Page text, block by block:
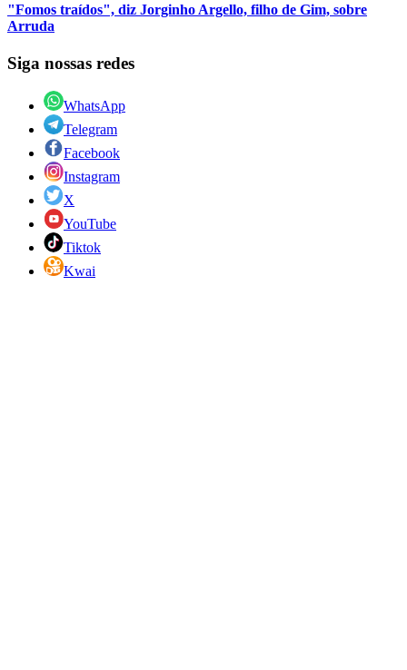
"Fomos traídos", diz Jorginho Argello, filho de Gim, sobre
Arruda
Siga nossas redes
WhatsApp
Telegram
Facebook
Instagram
X
YouTube
Tiktok
Kwai